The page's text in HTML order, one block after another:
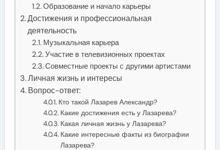
Образование и начало карьеры
Достижения и профессиональная
деятельность
Музыкальная карьера
Участие в телевизионных проектах
Совместные проекты с другими артистами
Личная жизнь и интересы
Вопрос-ответ:
Кто такой Лазарев Александр?
Какие достижения есть у Лазарева?
Какая личная жизнь у Лазарева?
Какие интересные факты из биографии
Лазарева?